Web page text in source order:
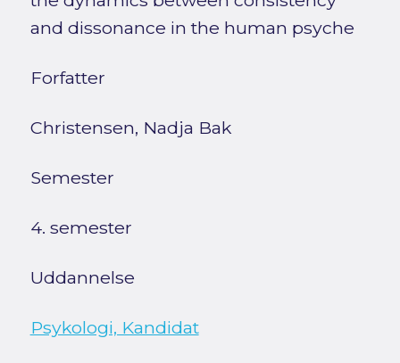
and dissonance in the human psyche
Forfatter
Christensen, Nadja Bak
Semester
4. semester
Uddannelse
Psykologi, Kandidat